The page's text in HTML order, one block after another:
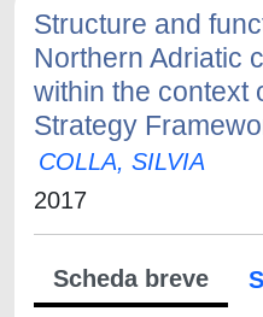
Structure and
Northern Adriatic
within the context
Strategy
COLLA, SILVIA
2017
Scheda breve